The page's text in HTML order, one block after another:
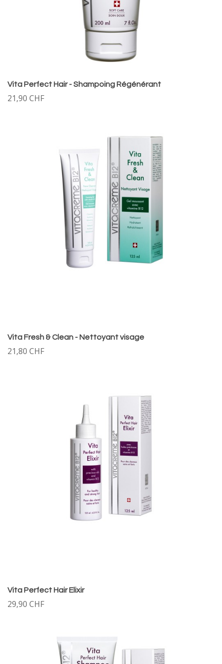
Vita Perfect Hair - Shampoing Régénérant
21,90 CHF
Vita Fresh & Clean - Nettoyant visage
21,80 CHF
Vita Perfect Hair Elixir
29,90 CHF